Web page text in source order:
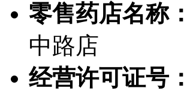
零售药店名称：
中路店
经营许可证号：